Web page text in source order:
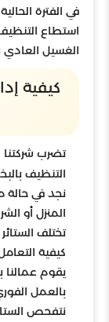
في الفترة
استطاع
الغسيل
كيفية
تضرب شركتنا
التنظيف
نجد في حالة
المنزل أو
تختلف
كيفية
يقوم عمالنا
بالعمل
نتفحص